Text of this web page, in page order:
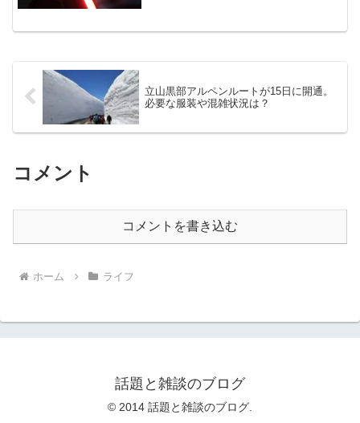
線の方が早いんじゃないの？」などと運
立山黒部アルペンルートが15日に開通。
必要な服装や混雑状況は？
コメント
コメントを書き込む
ホーム ライフ
話題と雑談のブログ
© 2014 話題と雑談のブログ.